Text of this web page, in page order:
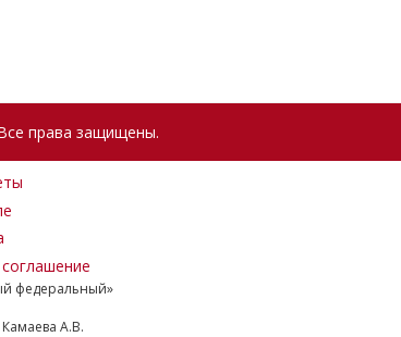
права защищены.
федеральный»
А.В.